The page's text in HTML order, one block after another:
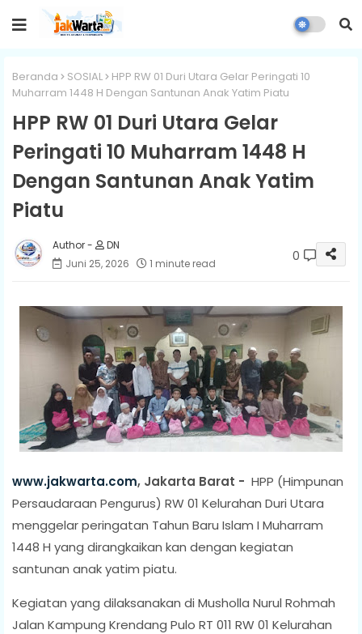
Beranda SOSIAL
HPP RW 01 Duri Utara Gelar Peringati 10
Muharram 1448 H Dengan Santunan Anak Yatim Piatu
HPP RW 01 Duri Utara Gelar
Peringati 10 Muharram 1448 H
Dengan Santunan Anak Yatim
Piatu
DN
Juni 25, 2026
1 minute read 0
www.jakwarta.com, Jakarta Barat - HPP (Himpunan
Persaudaraan Pengurus) RW 01 Kelurahan Duri Utara
menggelar peringatan Tahun Baru Islam I Muharram
1448 H yang dirangkaikan kan dengan kegiatan
santunan anak yatim piatu.
Kegiatan yang dilaksanakan di Musholla Nurul Rohmah
Jalan Kampung Krendang Pulo RT 011 RW 01 Kelurahan